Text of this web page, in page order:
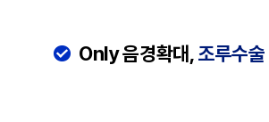
Only 음경확대,조루수